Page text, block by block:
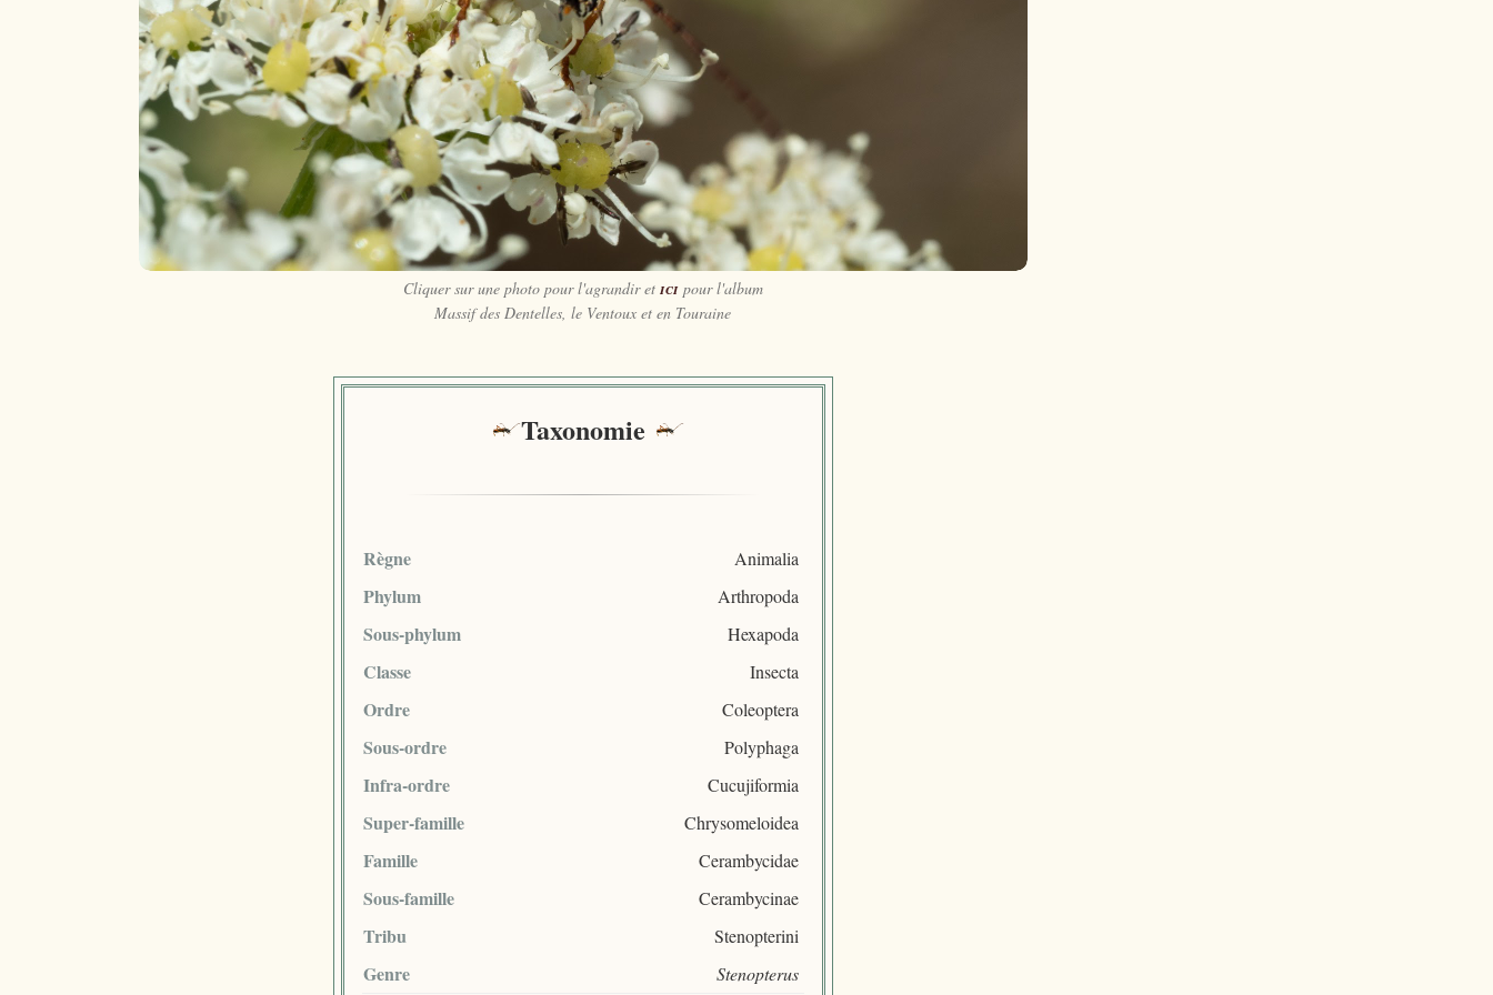
Cliquer sur une photo pour l'agrandir et icipour l'album
Massif des Dentelles, le Ventoux et en Touraine
Taxonomie
Règne Animalia
Phylum Arthropoda
Sous-phylum Hexapoda
Classe Insecta
Ordre Coleoptera
Sous-ordre Polyphaga
Infra-ordre Cucujiformia
Super-famille Chrysomeloidea
Famille Cerambycidae
Sous-famille Cerambycinae
Tribu Stenopterini
Genre Stenopterus